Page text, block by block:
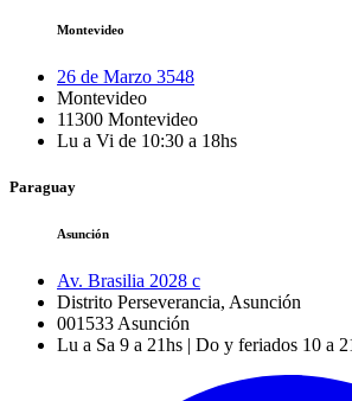
Montevideo
26 de Marzo 3548
Montevideo
11300 Montevideo
Lu a Vi de 10:30 a 18hs
Paraguay
Asunción
Av. Brasilia 2028 c
Distrito Perseverancia, Asunción
001533 Asunción
Lu a Sa 9 a 21hs | Do y feriados 10 a